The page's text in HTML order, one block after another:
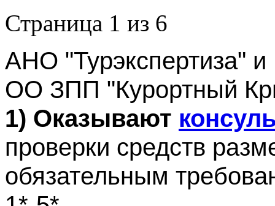
Страница 1 из 6
АНО "Турэкспертиза" и
ОО ЗПП "Курортный
1) Оказывают
проверки средств
обязательным